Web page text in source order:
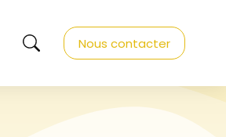
Nous contacter